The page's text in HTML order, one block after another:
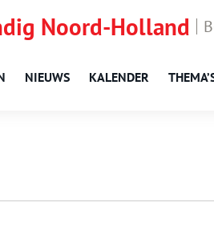
Noord-Holland
NIEUWS KALENDER